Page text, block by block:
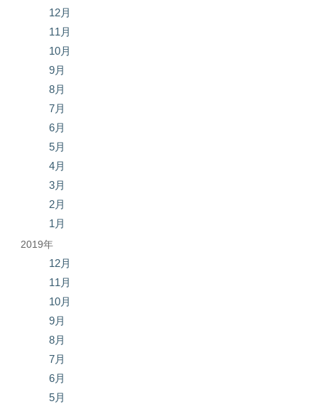
12月
11月
10月
9月
8月
7月
6月
5月
4月
3月
2月
1月
2019年
12月
11月
10月
9月
8月
7月
6月
5月